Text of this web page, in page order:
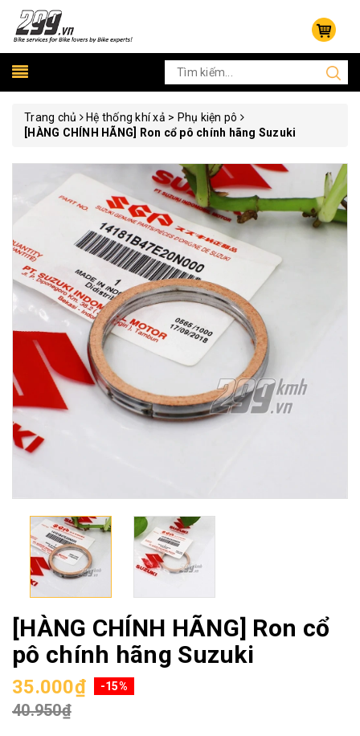
Trang chủ
Hệ thống khí xả > Phụ kiện pô
[HÀNG CHÍNH HÃNG] Ron cổ pô chính hãng Suzuki
[HÀNG CHÍNH HÃNG] Ron cổ
pô chính hãng Suzuki
35.000₫ -15%
40.950₫